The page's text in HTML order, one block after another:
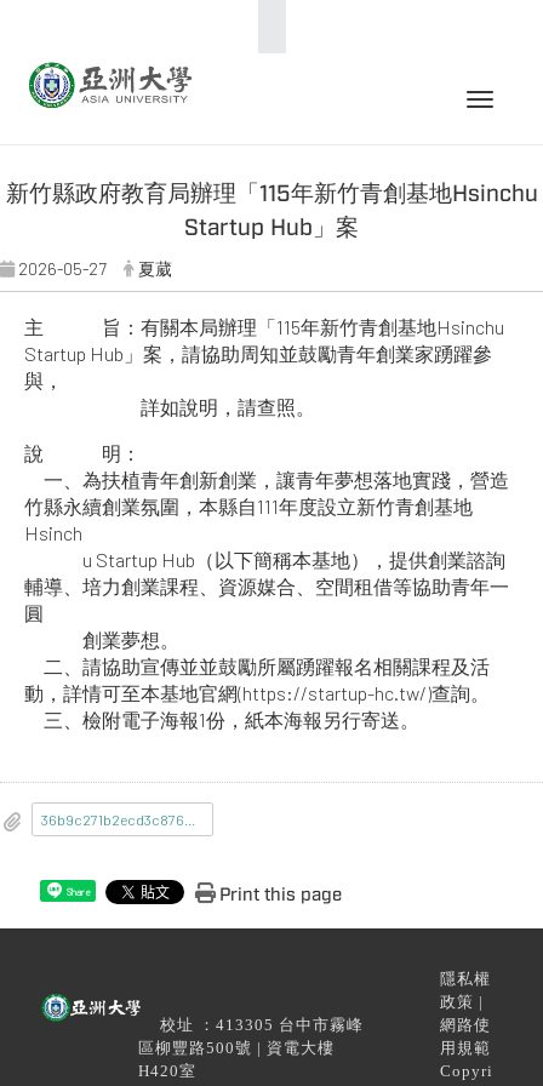
Toggle
新竹縣政府教育局辦理「115年新竹青創基地Hsinchu
Startup Hub」案
2026-05-27 夏葳
主 旨：有關本局辦理「115年新竹青創基地Hsinchu
Startup Hub」案，請協助周知並鼓勵青年創業家踴躍參
與，
詳如說明，請查照。
說 明：
一、為扶植青年創新創業，讓青年夢想落地實踐，營造
竹縣永續創業氛圍，本縣自111年度設立新竹青創基地
Hsinch
u Startup Hub（以下簡稱本基地），提供創業諮詢
輔導、培力創業課程、資源媒合、空間租借等協助青年一
圓
創業夢想。
二、請協助宣傳並並鼓勵所屬踴躍報名相關課程及活
動，詳情可至本基地官網(https://startup-hc.tw/)查詢。
三、檢附電子海報1份，紙本海報另行寄送。
Share Print this page
校址 ：413305 台中市霧峰
區柳豐路500號 | 資電大樓
H420室
隱私權
政策 |
網路使
用規範
Copyri